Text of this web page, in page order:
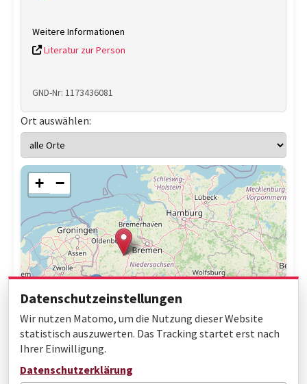
Weitere Informationen
Literatur zur Person
GND-Nr: 1173436081
Ort auswählen:
+ −
Datenschutzeinstellungen
Wir nutzen Matomo, um die Nutzung dieser Website
statistisch auszuwerten. Das Tracking startet erst nach
Ihrer Einwilligung.
Datenschutzerklärung